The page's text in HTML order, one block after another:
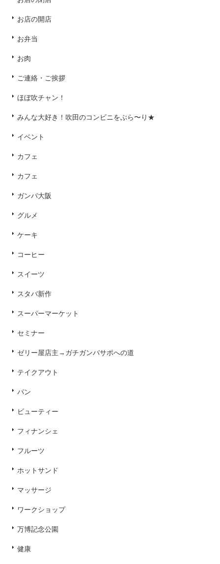
お店の開店
お弁当
お肉
ご連絡・ご挨拶
ほぼ吹チャン！
みんな大好き！吹田のコンビニをぶら〜り★
イベント
カフェ
カフェ
ガンバ大阪
グルメ
ケーキ
コーヒー
スイーツ
スタバ新作
スーパーマーケット
セミナー
ゼリー屋店主→ガチガンバサポへの道
テイクアウト
パン
ビューティー
フィナンシェ
フルーツ
ホットサンド
マッサージ
ワークショップ
万博記念公園
健康